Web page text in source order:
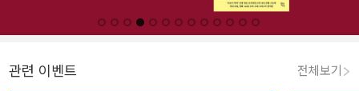
관련 이벤트 전체보기